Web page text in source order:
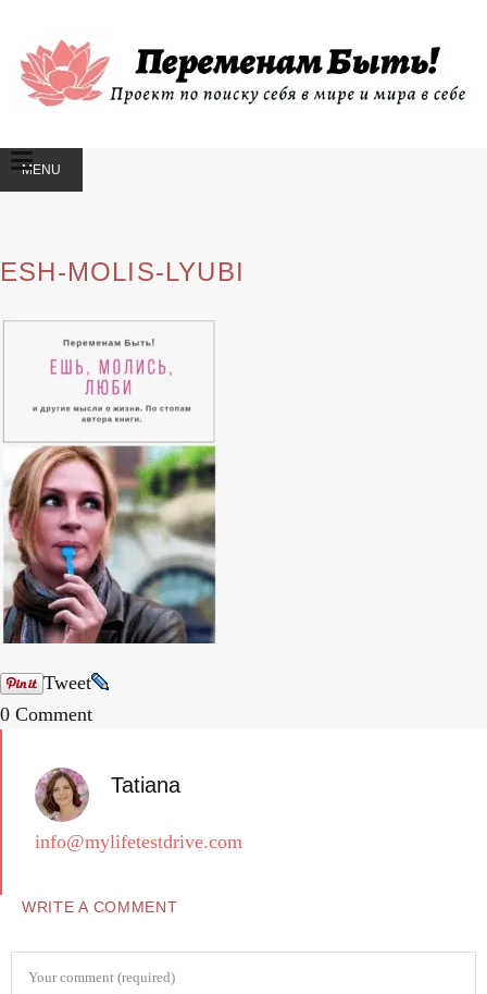
MENU
CONTENT
ESH-MOLIS-LYUBI
Tweet
0 Comment
Tatiana
info@mylifetestdrive.com
WRITE A COMMENT